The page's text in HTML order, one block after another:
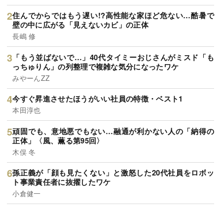
住んでからではもう遅い!?高性能な家ほど危ない…酷暑で
壁の中に広がる「見えないカビ」の正体
長嶋 修
「もう並ばないで…」40代タイミーおじさんがミスド「も
っちゅりん」の列整理で複雑な気分になったワケ
みやーんZZ
今すぐ昇進させたほうがいい社員の特徴・ベスト1
本田淳也
頑固でも、意地悪でもない…融通が利かない人の「納得の
正体」〈風、薫る第95回〉
木俣 冬
孫正義が「顔も見たくない」と激怒した20代社員をロボッ
ト事業責任者に抜擢したワケ
小倉健一